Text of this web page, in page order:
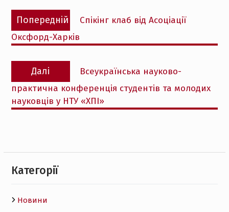
Навігація
записів
Попередній
Попередній
Cпікінг клаб від Асоціації
Оксфорд-Харків
Далі
Наступний
запис:
Всеукраїнська науково-
практична конференція студентів та молодих
науковців у НТУ «ХПІ»
Категорії
Новини